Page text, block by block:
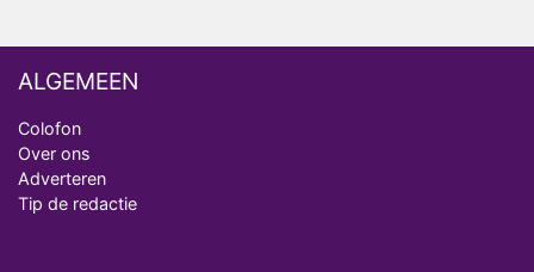
ALGEMEEN
Colofon
Over ons
Adverteren
Tip de redactie